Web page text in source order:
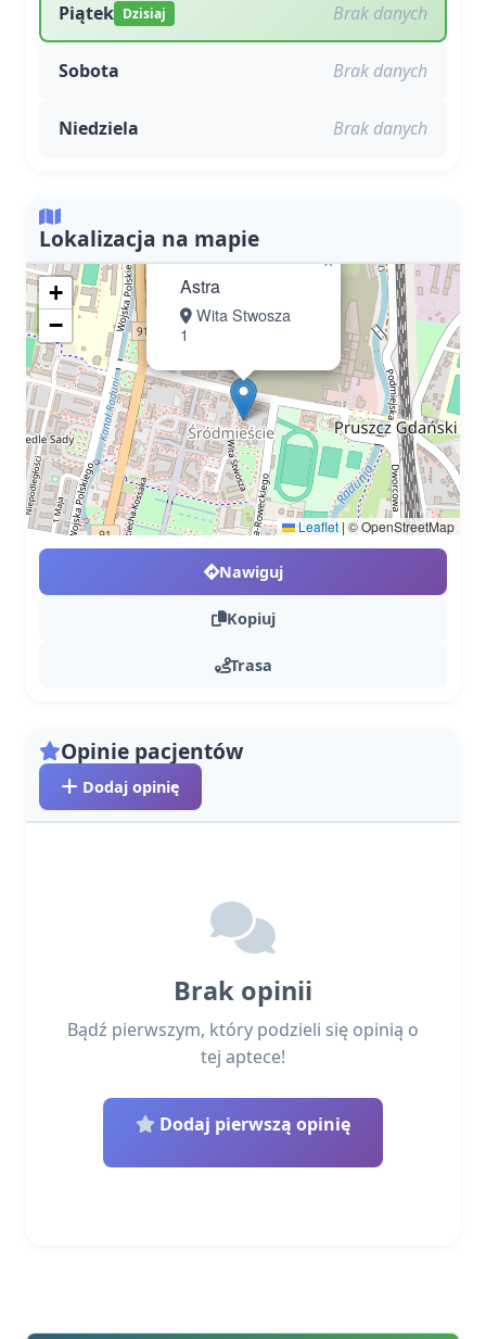
Piątek Dzisiaj Brak danych
Sobota Brak danych
Niedziela Brak danych
Lokalizacja na mapie
Astra
Wita Stwosza
1
×
+
−
Leaflet| © OpenStreetMap
Nawiguj
Kopiuj
Trasa
Opinie pacjentów
Dodaj opinię
Brak opinii
Bądź pierwszym, który podzieli się opinią o
tej aptece!
Dodaj pierwszą opinię